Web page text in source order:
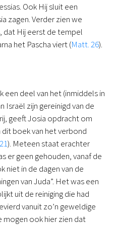
Ook Hij sluit een
zagen. Verder zien we
dat Hij eerst de tempel
het Pascha viert (Matt. 26).
een deel van het (inmiddels in
Israël zijn gereinigd van de
geeft Josia opdracht om
dit boek van het verbond
). Meteen staat erachter
er geen gehouden, vanaf de
niet in de dagen van de
van Juda”. Het was een
uit de reiniging die had
vanuit zo’n geweldige
mogen ook hier zien dat